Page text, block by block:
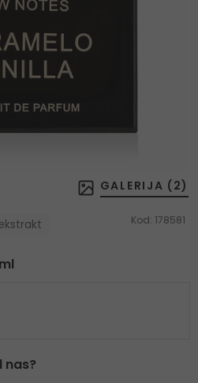
GALERIJA ( 2)
Kod: 178581
nas?